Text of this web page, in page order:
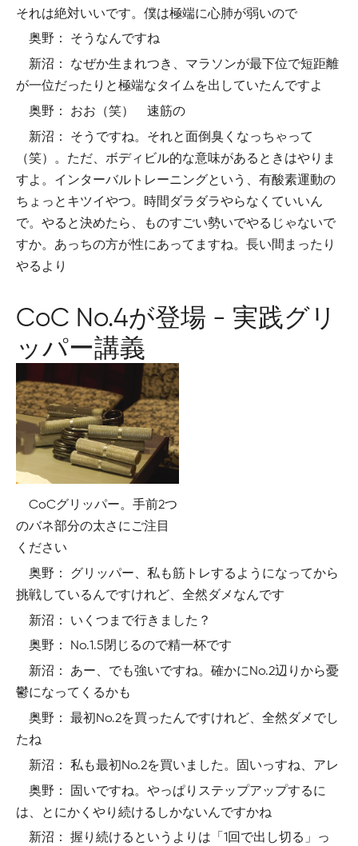
それは絶対いいです。僕は極端に心肺が弱いので
奥野： そうなんですね
新沼： なぜか生まれつき、マラソンが最下位で短距離
が一位だったりと極端なタイムを出していたんですよ
奥野： おお（笑） 速筋の
新沼： そうですね。それと面倒臭くなっちゃって
（笑）。ただ、ボディビル的な意味があるときはやりま
すよ。インターバルトレーニングという、有酸素運動の
ちょっとキツイやつ。時間ダラダラやらなくていいん
で。やると決めたら、ものすごい勢いでやるじゃないで
すか。あっちの方が性にあってますね。長い間まったり
やるより
CoC No.4が登場 - 実践グリ
ッパー講義
CoCグリッパー。手前2つ
のバネ部分の太さにご注目
ください
奥野： グリッパー、私も筋トレするようになってから
挑戦しているんですけれど、全然ダメなんです
新沼： いくつまで行きました？
奥野： No.1.5閉じるので精一杯です
新沼： あー、でも強いですね。確かにNo.2辺りから憂
鬱になってくるかも
奥野： 最初No.2を買ったんですけれど、全然ダメでし
たね
新沼： 私も最初No.2を買いました。固いっすね、アレ
奥野： 固いですね。やっぱりステップアップするに
は、とにかくやり続けるしかないんですかね
新沼： 握り続けるというよりは「1回で出し切る」っ